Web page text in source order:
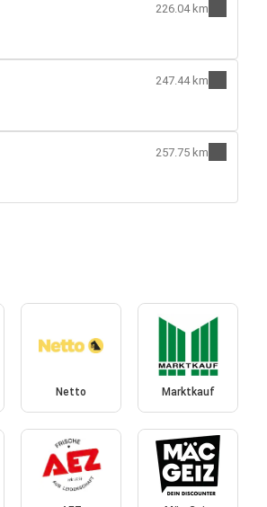
226.04 km
247.44 km
257.75 km
Netto Marktkauf